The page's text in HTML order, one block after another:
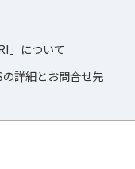
」について
詳細とお問合せ先